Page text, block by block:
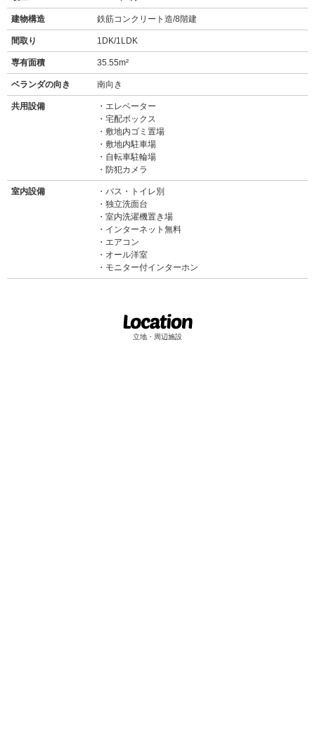
建物構造 鉄筋コンクリート造/8階建
間取り 1DK/1LDK
専有面積 35.55m²
ベランダの向き 南向き
共用設備
エレベーター
宅配ボックス
敷地内ゴミ置場
敷地内駐車場
自転車駐輪場
防犯カメラ
室内設備
バス・トイレ別
独立洗面台
室内洗濯機置き場
インターネット無料
エアコン
オール洋室
モニター付インターホン
立地・周辺施設